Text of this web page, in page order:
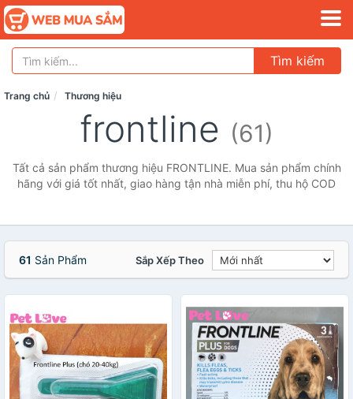
Tìm kiếm
Trang chủ Thương hiệu
frontline (61)
Tất cả sản phẩm thương hiệu FRONTLINE. Mua sản phẩm chính
hãng với giá tốt nhất, giao hàng tận nhà miễn phí, thu hộ COD
61 Sản Phẩm Sắp Xếp Theo